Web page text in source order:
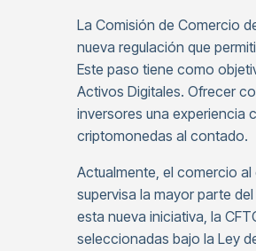
La Comisión de Comercio
nueva regulación que
Este paso tiene como
Activos Digitales. Ofrecer
inversores una experiencia
criptomonedas al contado.
Actualmente, el comercio
supervisa la mayor parte
esta nueva iniciativa, la
seleccionadas bajo la Ley